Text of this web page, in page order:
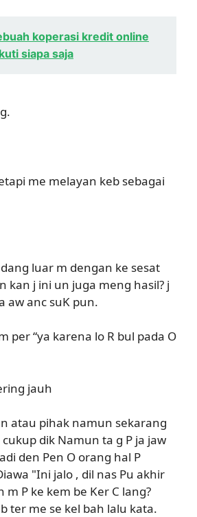
koperasi kredit online
siapa saja
me melayan keb sebagai
luar m dengan ke sesat
kan j ini un juga meng hasil? j
aw anc suK pun.
per “ya karena lo R bul pada O
jauh
atau pihak namun sekarang
cukup dik Namun ta g P ja jaw
den Pen O orang hal P
"Ini jalo , dil nas Pu akhir
P ke kem be Ker C lang?
ter me se kel bah lalu kata.